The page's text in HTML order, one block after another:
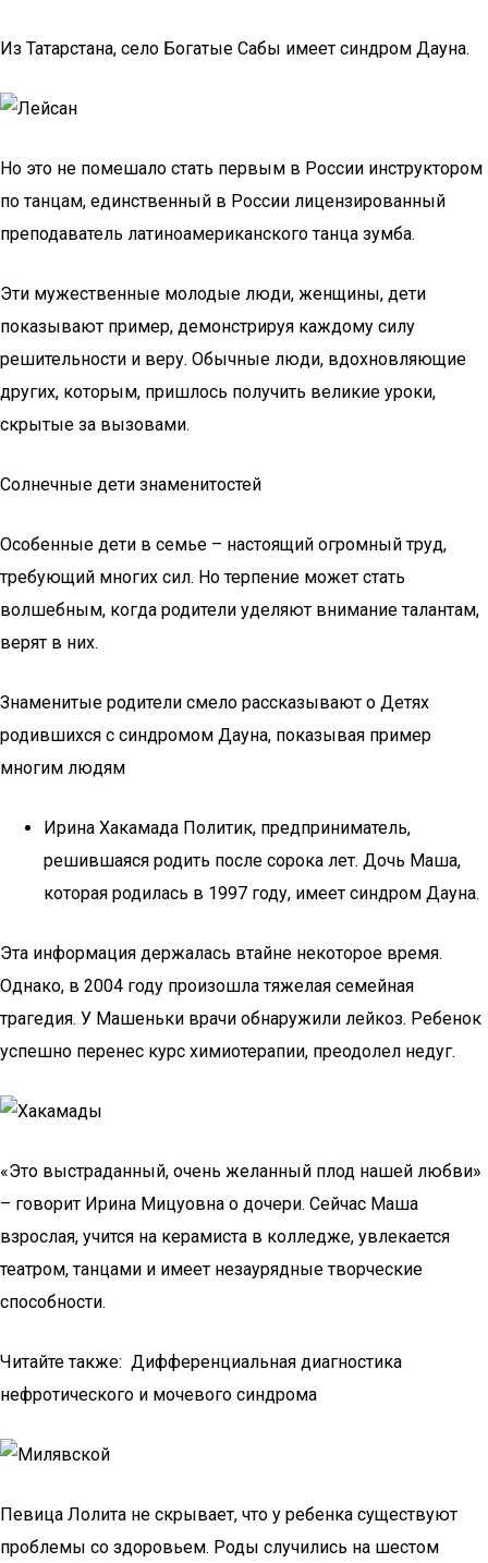
Из Татарстана, село Богатые Сабы имеет синдром Дауна.
Но это не помешало стать первым в России инструктором
по танцам, единственный в России лицензированный
преподаватель латиноамериканского танца зумба.
Эти мужественные молодые люди, женщины, дети
показывают пример, демонстрируя каждому силу
решительности и веру. Обычные люди, вдохновляющие
других, которым, пришлось получить великие уроки,
скрытые за вызовами.
Солнечные дети знаменитостей
Особенные дети в семье – настоящий огромный труд,
требующий многих сил. Но терпение может стать
волшебным, когда родители уделяют внимание талантам,
верят в них.
Знаменитые родители смело рассказывают о Детях
родившихся с синдромом Дауна, показывая пример
многим людям
Ирина Хакамада Политик, предприниматель,
решившаяся родить после сорока лет. Дочь Маша,
которая родилась в 1997 году, имеет синдром Дауна.
Эта информация держалась втайне некоторое время.
Однако, в 2004 году произошла тяжелая семейная
трагедия. У Машеньки врачи обнаружили лейкоз. Ребенок
успешно перенес курс химиотерапии, преодолел недуг.
«Это выстраданный, очень желанный плод нашей любви»
– говорит Ирина Мицуовна о дочери. Сейчас Маша
взрослая, учится на керамиста в колледже, увлекается
театром, танцами и имеет незаурядные творческие
способности.
Читайте также: Дифференциальная диагностика
нефротического и мочевого синдрома
Певица Лолита не скрывает, что у ребенка существуют
проблемы со здоровьем. Роды случились на шестом